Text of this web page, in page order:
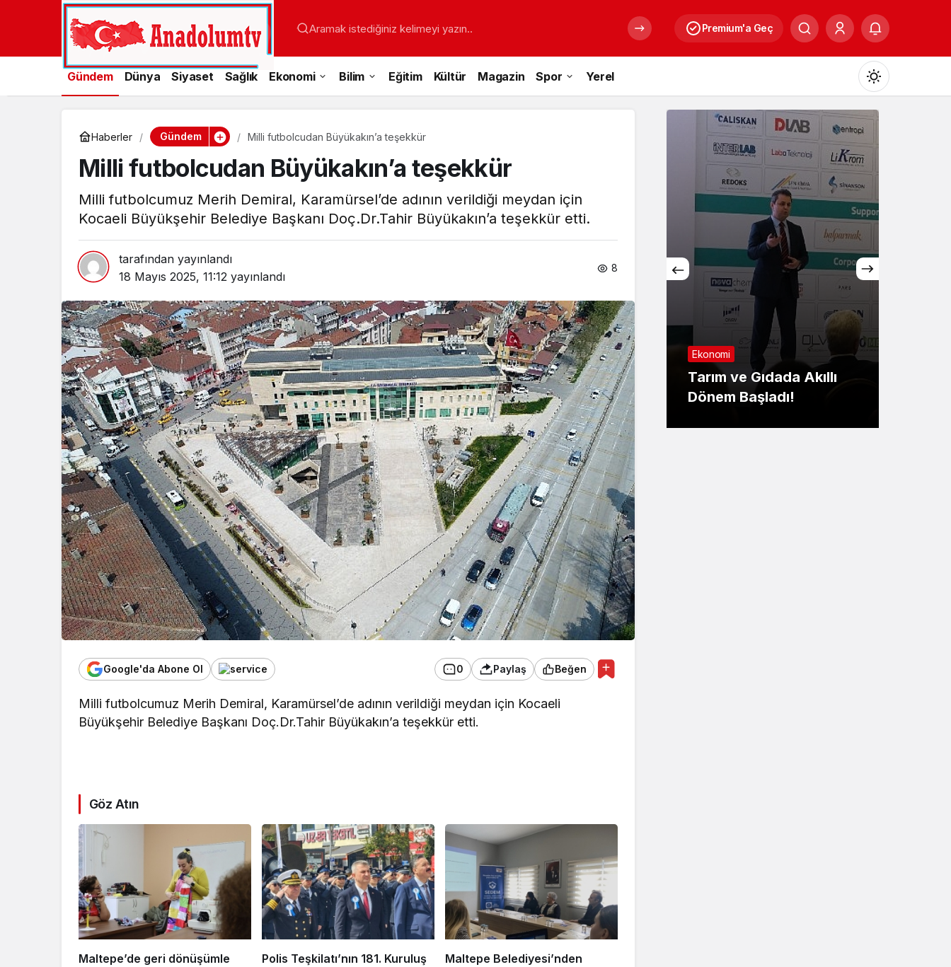
Aramak istediğiniz kelimeyi yazın.. Premium'a Geç
Gündem Dünya Siyaset Sağlık Ekonomi Bilim Eğitim Kültür Magazin Spor Yerel
Mod
değiştir
Gündüz Modu
Gündüz modunu seçin.
Gece Modu
Gece modunu seçin.
Sistem Modu
Sistem modunu seçin.
Haberler Gündem Milli futbolcudan Büyükakın’a teşekkür
Milli futbolcudan Büyükakın’a teşekkür
Milli futbolcumuz Merih Demiral, Karamürsel’de adının verildiği meydan için
Kocaeli Büyükşehir Belediye Başkanı Doç.Dr.Tahir Büyükakın’a teşekkür etti.
tarafından yayınlandı
18 Mayıs 2025, 11:12 yayınlandı
8
Google'da Abone Ol 0 Paylaş Beğen
Milli futbolcumuz Merih Demiral, Karamürsel’de adının verildiği meydan için Kocaeli
Büyükşehir Belediye Başkanı Doç.Dr.Tahir Büyükakın’a teşekkür etti.
Göz Atın
Maltepe’de geri dönüşümle
Polis Teşkilatı’nın 181. Kuruluş
Maltepe Belediyesi’nden
Spor
Türkiye’nin En Uzun
Maratonu Başladı
Ekonomi
Tarım ve Gıdada Akıllı
Dönem Başladı!